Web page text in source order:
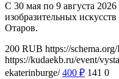
С 30 мая по 9 августа
изобразительных
Отаров.
200 RUB https://
https://kudaekb.ru/event/
ekaterinburge/ 400 ₽ 141 0